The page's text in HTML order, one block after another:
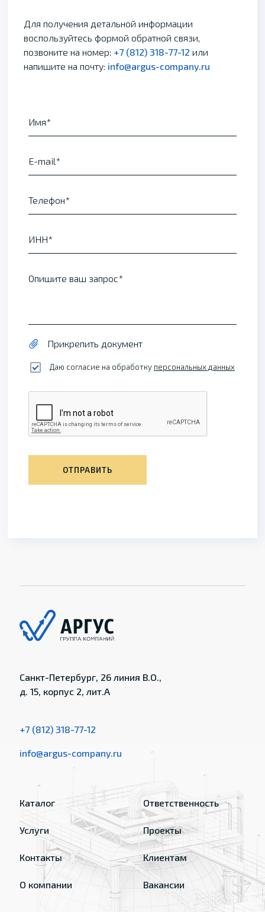
Для получения детальной информации
воспользуйтесь формой обратной связи,
позвоните на номер: +7 (812) 318-77-12 или
напишите на почту: info@argus-company.ru
Имя
E-mail
Телефон
ИНН
Опишите ваш запрос
Прикрепить документ
Даю согласие на обработку персональных данных
ОТПРАВИТЬ
Санкт-Петербург, 26 линия В.О.,
д. 15, корпус 2, лит.А
+7 (812) 318-77-12
info@argus-company.ru
Каталог
Услуги
Контакты
О компании
Ответственность
Проекты
Клиентам
Вакансии